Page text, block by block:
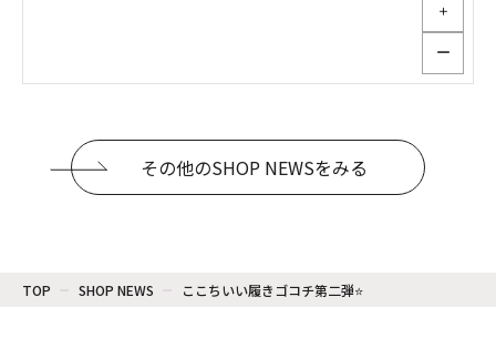
＋
ー
その他のSHOP NEWSをみる
TOP SHOP NEWS ここちいい履きゴコチ第二弾⭐